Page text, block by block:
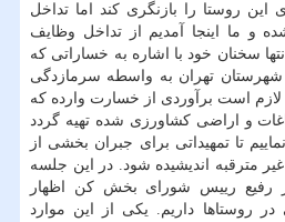
روستا را بازنگری كند اما تداخل
و ما اینجا آمدیم از تداخل وظایف
سخنان خود با اشاره به خساراتی كه
شهرستان تهران به واسطه سرمازدگی
لازم است برآوردی از خسارت وارده كه
و اراضی كشاورزی شده تهیه گردد
تا تمهیداتی برای جبران بخشی از
مترقبه اندیشیده شود. در این جلسه
رفیع رییس شورای بخش كن اظهار
روستاها داریم. یكی از این موارد